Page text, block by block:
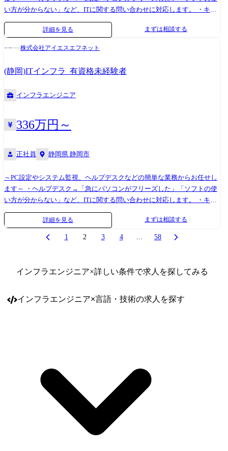
い方が分からない」など、ITに関する問い合わせに対応します。 ・キッ
ティング業務→PC・タブレットの初期設定、ネットワーク設定などを⾏
います。 ・システムやネットワークの運用・保守・監視→インターネッ
らくは先輩が横につきながらフォローします。 ゆくゆくは設計や構築、
プロジェクトマネジメントといったレベルの高い仕事にチャレンジする
ことも可能。 グローバルに拠点を展開しているため、意欲次第では世界
をまたにかけて活躍できるチャンスもあります。 ●プロジェクト例 ① 稼
視・障害対応・問い合わせ対応を3交代制で担当。安定稼働を支える重要
なポジションです。 ② 外資系エンドユーザー向けITサポート LCM業務
スキルが身につきます。 ③ クラウドサービスの運用監視・障害対応 ア
クラウド環境での運用スキルを磨けます。
詳細を見る まずは相談する
株式会社アイエスエフネット
(静岡)ITインフラ_有資格未経験者
インフラエンジニア
336万円～
正社員 静岡県 静岡市
～PC設定やシステム監視、ヘルプデスクなどの簡単な業務からお任せし
ます～ ・ヘルプデスク→「急にパソコンがフリーズした」「ソフトの使
い方が分からない」など、ITに関する問い合わせに対応します。 ・キッ
ティング業務→PC・タブレットの初期設定、ネットワーク設定などを⾏
います。 ・システムやネットワークの運用・保守・監視→インターネッ
トや社内ネットワークなどを円滑にするためのサーバー・セキュリティ
プロジェクトマネジメントといったレベルの高い仕事にチャレンジする
ことも可能。 グローバルに拠点を展開しているため、意欲次第では世界
IBM製品の技術問い合わせ対応、障害対応など ・PC、プリンタサポート
イヤメーカのPCキッティング作業、システム管理(手順書あり)
詳細を見る まずは相談する
1 2 3 4 ... 58
インフラエンジニア×詳しい条件で求人を探してみる
インフラエンジニア×言語・技術の求人を探す